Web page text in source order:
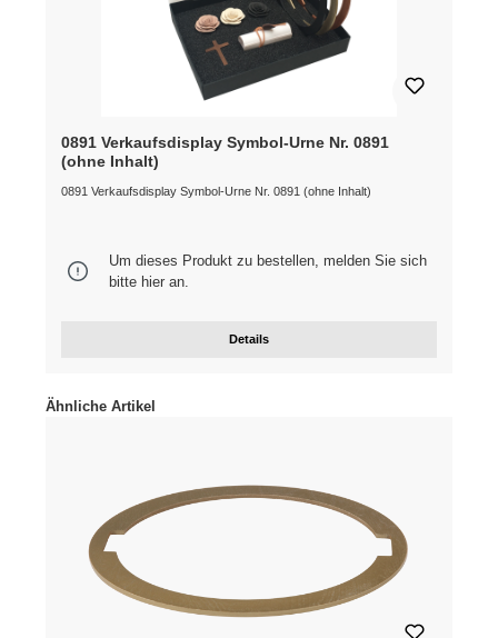
0891 Verkaufsdisplay Symbol-Urne Nr. 0891
(ohne Inhalt)
0891 Verkaufsdisplay Symbol-Urne Nr. 0891 (ohne Inhalt)
Um dieses Produkt zu bestellen, melden Sie sich
bitte hieran.
Details
Produktgalerie überspringen
Ähnliche Artikel